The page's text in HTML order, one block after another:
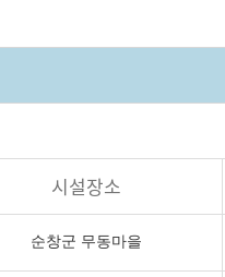
시설장소
순창군 무동마을